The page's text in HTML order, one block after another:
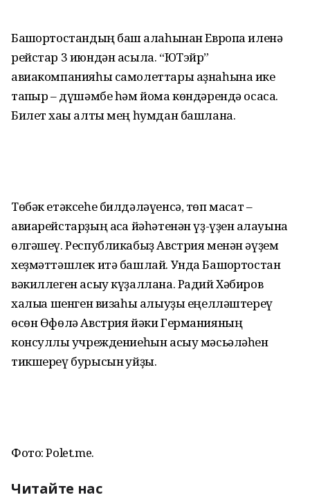
Башҡортостандың баш ҡалаһынан Европа иленә
рейстар 3 июндән асыла. “ЮТэйр”
авиакомпанияһы самолеттары аҙнаһына ике
тапҡыр – дүшәмбе һәм йома көндәрендә осасаҡ.
Билет хаҡы алты мең һумдан башлана.
Төбәк етәксеһе билдәләүенсә, төп маҡсат –
авиарейстарҙың аҡса йәһәтенән үҙ-үҙен аҡлауына
өлгәшеү. Республикабыҙ Австрия менән әүҙем
хеҙмәттәшлек итә башлай. Унда Башҡортостан
вәкиллеген асыу күҙаллана. Радий Хәбиров
халыҡҡа шенген визаһы алыуҙы еңелләштереү
өсөн Өфөлә Австрия йәки Германияның
консуллыҡ учреждениеһын асыу мәсьәләһен
тикшереү бурысын ҡуйҙы.
Фото: Polet.me.
Читайте нас